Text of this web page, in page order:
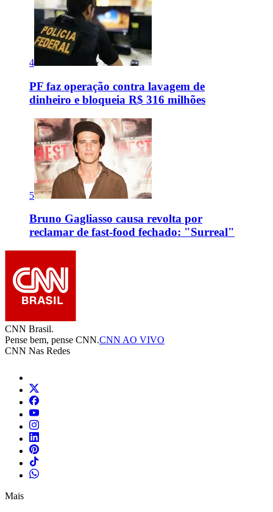
4
PF faz operação contra lavagem de
dinheiro e bloqueia R$ 316 milhões
5
Bruno Gagliasso causa revolta por
reclamar de fast-food fechado: "Surreal"
CNN Brasil.
Pense bem, pense CNN.CNN AO VIVO
CNN Nas Redes
Mais